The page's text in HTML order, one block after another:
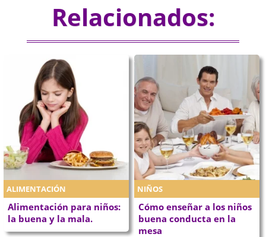
Relacionados:
ALIMENTACIÓN
Alimentación para niños:
la buena y la mala.
NIÑOS
Cómo enseñar a los niños
buena conducta en la
mesa